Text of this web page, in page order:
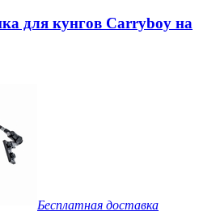
для кунгов Carryboy на
Бесплатная доставка